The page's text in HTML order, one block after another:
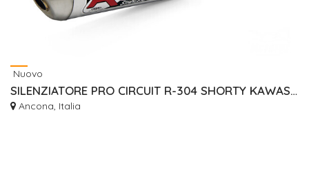
Nuovo
SILENZIATORE PRO CIRCUIT R-304 SHORTY KAWASAKI KX85 - KX100 ANNI 2001/2016
Ancona, Italia